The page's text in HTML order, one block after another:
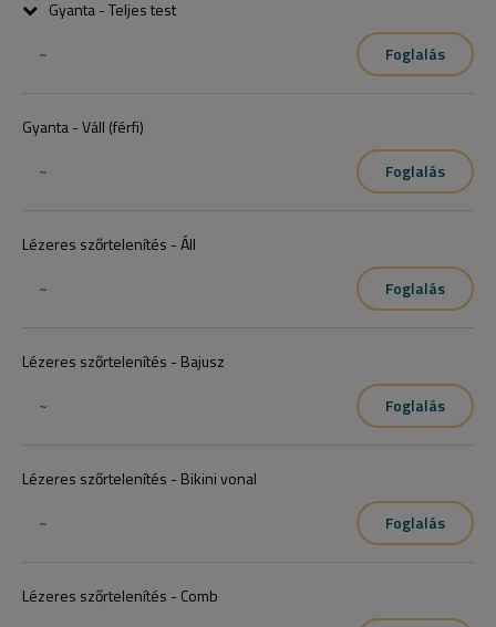
Gyanta - Teljes test
~
Foglalás
Női teljes test (hónalj, teljes kar, teljes láb, intim)Férfi teljes test (váll,
hát, mellkas, nyak)
Gyanta - Váll (férfi)
~
Foglalás
Lézeres szőrtelenítés - Áll
~
Foglalás
Lézeres szőrtelenítés - Bajusz
~
Foglalás
Lézeres szőrtelenítés - Bikini vonal
~
Foglalás
Lézeres szőrtelenítés - Comb